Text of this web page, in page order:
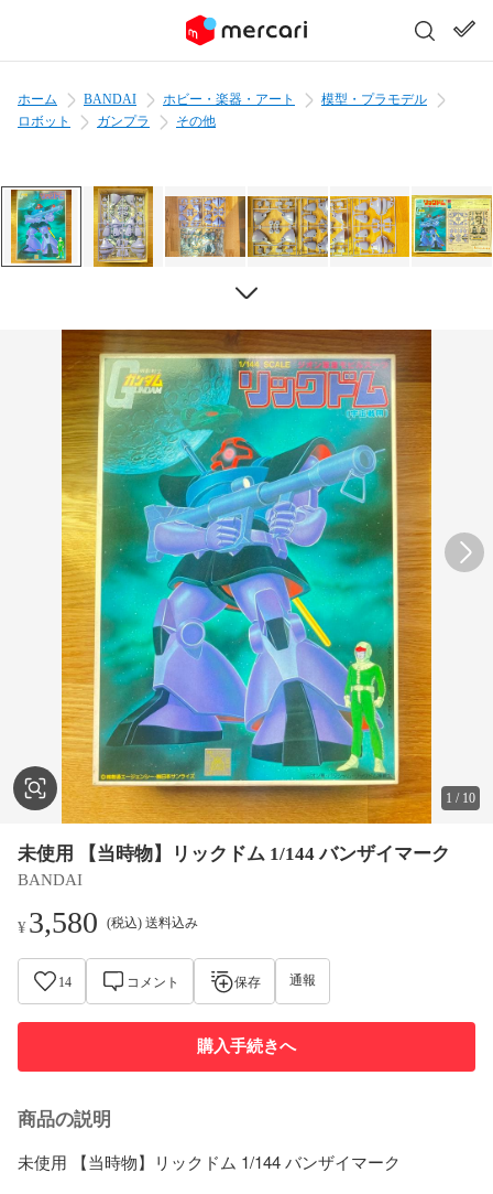
ホーム BANDAI ホビー・楽器・アート
模型・プラモデル
ロボット
ガンプラ その他
1 / 10
未使用 【当時物】リックドム 1/144 バンザイマーク
BANDAI
¥3,580 (税込) 送料込み
14 コメント 保存 通報
購入手続きへ
商品の説明
未使用 【当時物】リックドム 1/144 バンザイマーク